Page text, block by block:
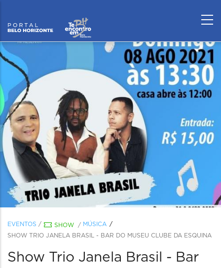
EVENTOS / SHOW / MÚSICA
SHOW TRIO JANELA BRASIL - BAR DO MUSEU CLUBE DA ESQUINA
Show Trio Janela Brasil - Bar